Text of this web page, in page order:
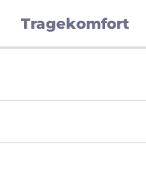
Tragekomfort